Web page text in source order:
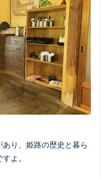
り、姫路の歴史と暮ら
よ。